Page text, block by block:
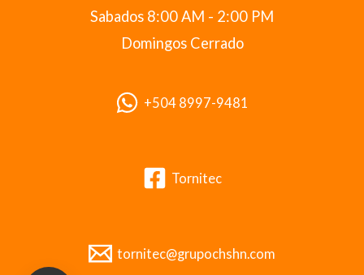
Sabados 8:00 AM - 2:00 PM
Domingos Cerrado
+504 8997-9481
Tornitec
tornitec@grupochshn.com